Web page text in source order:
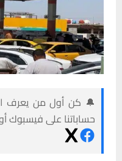
🔔 كن أول من يعرف
حساباتنا على فيسبوك